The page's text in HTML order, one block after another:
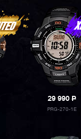
29 990 P
PRG-270-1E